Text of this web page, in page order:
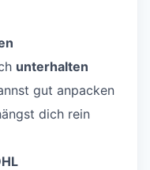
unterhalten
gut anpacken
dich rein